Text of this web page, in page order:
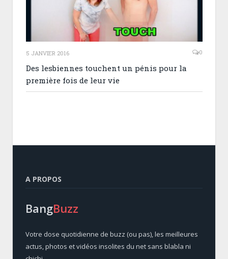
5 JANVIER 2016 0
Des lesbiennes touchent un pénis pour la
première fois de leur vie
A PROPOS
BangBuzz
Votre dose quotidienne de buzz (ou pas), les meilleures
actus, photos et vidéos insolites du net sans blabla ni